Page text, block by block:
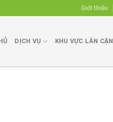
Giới thiệu
DỊCH VỤ KHU VỰC LÂN CẬN